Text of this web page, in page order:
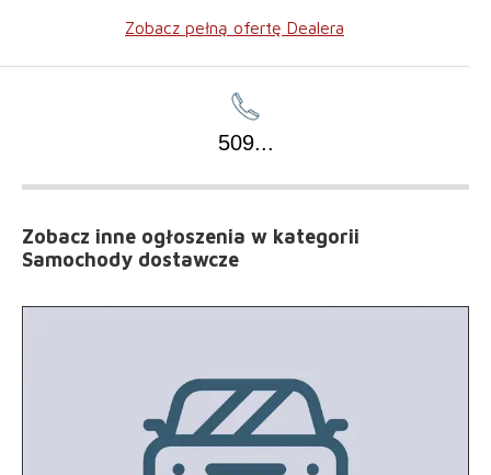
Zobacz pełną ofertę Dealera
509...
Zobacz inne ogłoszenia w kategorii
Samochody dostawcze